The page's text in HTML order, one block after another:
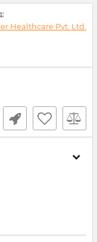
Healthcare Pvt. Ltd.